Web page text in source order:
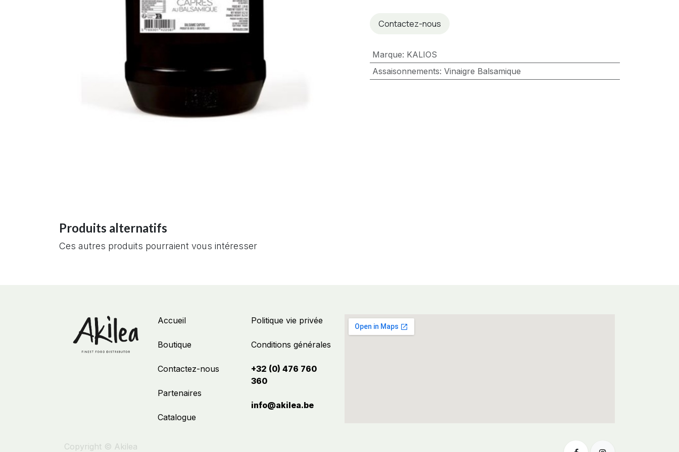
Contactez-nous
Marque: KALIOS
Assaisonnements: Vinaigre Balsamique
Produits alternatifs
Ces autres produits pourraient vous intéresser
Politique vie privée
Conditions générales
+32 (0) 476 760
360
info@akilea.be​
Accueil
Boutique
Contactez-nous
Partenaires
Catalogue
Copyright © Akilea